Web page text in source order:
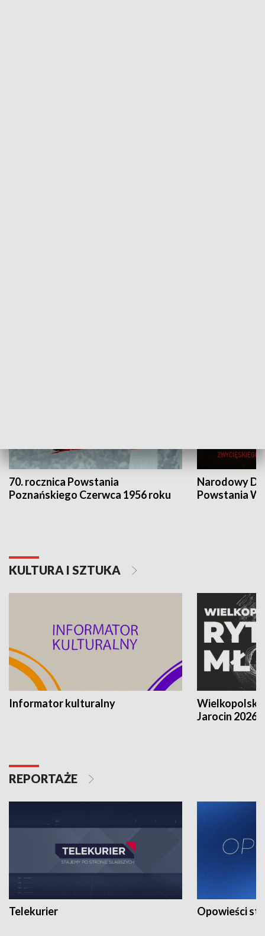
70. rocznica Powstania
Poznańskiego Czerwca 1956 roku
Narodowy
Powstania
KULTURA I SZTUKA
Informator kulturalny
Jarocin 2026
REPORTAŻE
Telekurier Opowieści